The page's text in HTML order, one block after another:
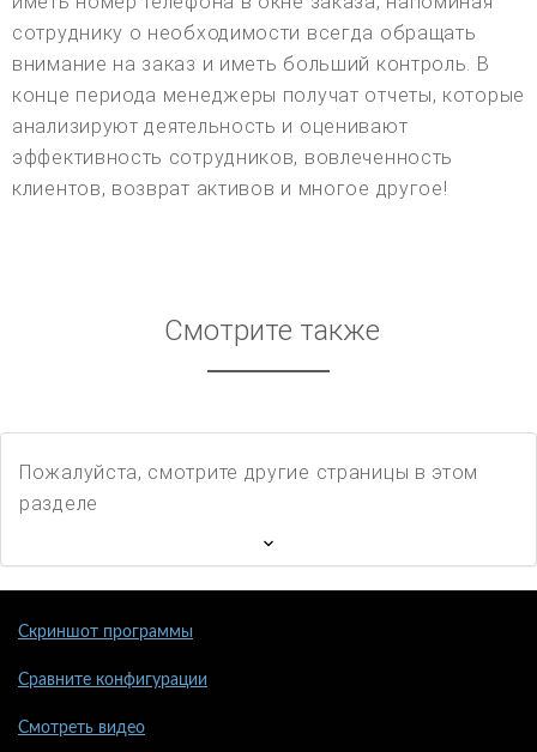
сотруднику о необходимости всегда обращать
внимание на заказ и иметь больший контроль. В
конце периода менеджеры получат отчеты, которые
анализируют деятельность и оценивают
эффективность сотрудников, вовлеченность
клиентов, возврат активов и многое другое!
Смотрите также
Пожалуйста, смотрите другие страницы в этом
разделе
Скриншот программы
Сравните конфигурации
Смотреть видео